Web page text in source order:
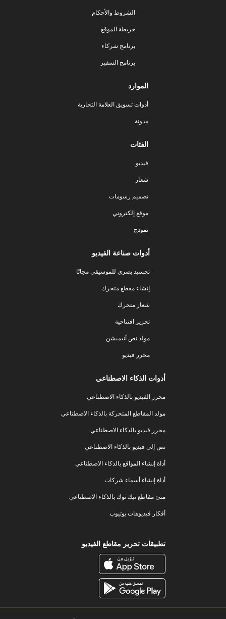
الشروط والأحكام
خريطة الموقع
برنامج شركاء
برنامج السفير
الموارد
أدوات تسويق العلامة التجارية
مدونة
الفئات
فيديو
شعار
تصميم رسومات
موقع إلكتروني
نموذج
أدوات صناعة الفيديو
تجسيد بصري للموسيقى مجانًا
إنشاء مقطع متحرك
شعار متحرك
تحرير افتتاحية
مولد نص أنيميشن
محرر فيديو
أدوات الذكاء الاصطناعي
محرر الفيديو بالذكاء الاصطناعي
مولد المقاطع المتحركة بالذكاء الاصطناعي
محرر فيديو بالذكاء الاصطناعي
نص إلى فيديو بالذكاء الاصطناعي
أداة إنشاء المواقع بالذكاء الاصطناعي
أداة إنشاء أسماء شركات
منئ مقاطع تيك توك بالذكاء الاصطناعي
أفكار فيديوهات يوتيوب
تطبيقات تحرير مقاطع الفيديو